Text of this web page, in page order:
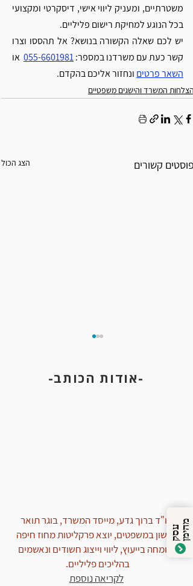
בכל הנוגע למחיקת רישום פליליים.
קשר כעת עם משרדנו במספר: 055-6601981 או
השאר פרטים ונחזור אליכם בהקדם.
הצלחות המשרד והישגים משפטיים
פוסטים קשורים הצג הכול
-אודות הכותב-
עו"ד ברוך גדע, מייסד המשרד, בוגר תואר
ראשון במשפטים, יוצא פרקליטות מחוז חיפה
ומומחה בייעוץ, ליווי וייצוג חשודים ונאשמים
בהליכים פליליים.
לקריאה נוספת
ע
ס
ק מ ה
י
מ ן